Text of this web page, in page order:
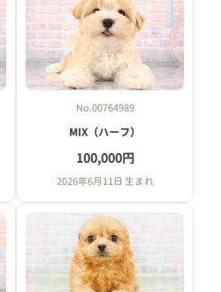
No.00764989
MIX（ハーフ）
100,000円
2026年6月11日 生まれ